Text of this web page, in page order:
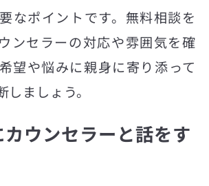
なポイントです。無料相談を
ンセラーの対応や雰囲気を確
望や悩みに親身に寄り添って
しましょう。
ウンセラーと話をす